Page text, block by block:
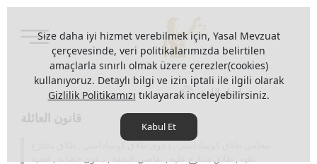
قانون العائلة
محامي طلاق كوساداسي , دعوى طلاق كوساداسي , طلاق متنازع
اختار اللغة
Size daha iyi hizmet verebilmek için, Yasal Mevzuat
çerçevesinde, veri politikalarımızda belirtilen
amaçlarla sınırlı olmak üzere çerezler(cookies)
kullanıyoruz. Detaylı bilgi ve izin iptali ile ilgili olarak
Gizlilik Politikamızı tıklayarak inceleyebilirsiniz.
Kabul Et